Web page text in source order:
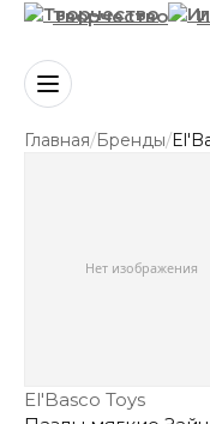
Творчество
Главная/Бренды/
El'Basco Toys